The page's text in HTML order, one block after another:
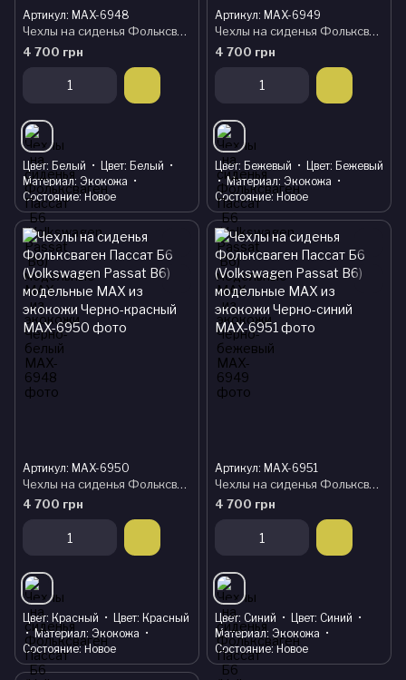
Артикул: MAX-6948
Чехлы на сиденья Фольксваген Пассат Б6 (Volkswagen Passat B6) модельные MAX из экокожи Черно-белый
4 700 грн
Цвет Белый Цвет Белый
Материал Экокожа
Состояние Новое
Артикул: MAX-6949
Чехлы на сиденья Фольксваген Пассат Б6 (Volkswagen Passat B6) модельные MAX из экокожи Черно-бежевый
4 700 грн
Цвет Бежевый Цвет Бежевый
Материал Экокожа
Состояние Новое
Артикул: MAX-6950
Чехлы на сиденья Фольксваген Пассат Б6 (Volkswagen Passat B6) модельные MAX из экокожи Черно-красный
4 700 грн
Цвет Красный Цвет Красный
Материал Экокожа
Состояние Новое
Артикул: MAX-6951
Чехлы на сиденья Фольксваген Пассат Б6 (Volkswagen Passat B6) модельные MAX из экокожи Черно-синий
4 700 грн
Цвет Синий Цвет Синий
Материал Экокожа
Состояние Новое